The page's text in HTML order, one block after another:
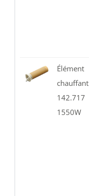
Élément
chauffant
142.717
1550W